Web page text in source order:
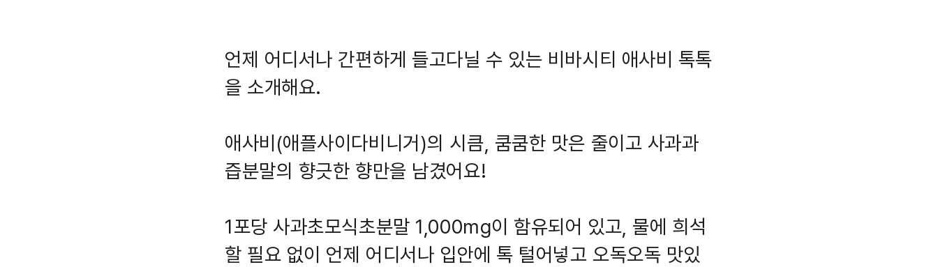
언제 어디서나 간편하게 들고다닐 수 있는 비바시티 애사비 톡톡
을 소개해요.
애사비(애플사이다비니거)의 시큼, 쿰쿰한 맛은 줄이고 사과과
즙분말의 향긋한 향만을 남겼어요!
1포당 사과초모식초분말 1,000mg이 함유되어 있고, 물에 희석
할 필요 없이 언제 어디서나 입안에 톡 털어넣고 오독오독 맛있